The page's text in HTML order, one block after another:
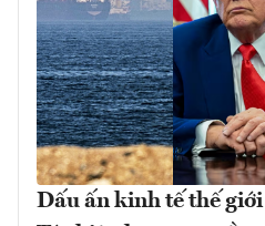
Dấu ấn kinh tế thế